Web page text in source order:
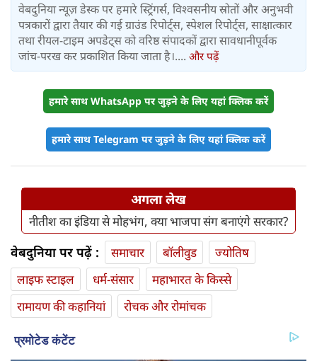
वेबदुनिया न्यूज़ डेस्क पर हमारे स्ट्रिंगर्स, विश्वसनीय स्रोतों और अनुभवी
पत्रकारों द्वारा तैयार की गई ग्राउंड रिपोर्ट्स, स्पेशल रिपोर्ट्स, साक्षात्कार
तथा रीयल-टाइम अपडेट्स को वरिष्ठ संपादकों द्वारा सावधानीपूर्वक
जांच-परख कर प्रकाशित किया जाता है।.... और पढ़ें
हमारे साथ WhatsApp पर जुड़ने के लिए यहां क्लिक करें
हमारे साथ Telegram पर जुड़ने के लिए यहां क्लिक करें
अगला लेख
नीतीश का इंडिया से मोहभंग, क्या भाजपा संग बनाएंगे सरकार?
वेबदुनिया पर पढ़ें : समाचार बॉलीवुड
ज्योतिष
लाइफ स्‍टाइल
धर्म-संसार
महाभारत के किस्से
रामायण की कहानियां
रोचक और रोमांचक